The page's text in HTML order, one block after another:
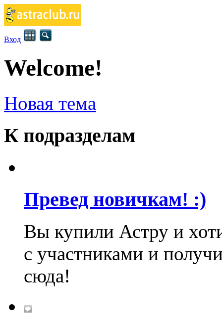
Вход
Welcome!
Новая тема
К подразделам
Превед новичкам! :)
Вы купили Астру и
с участниками и
сюда!